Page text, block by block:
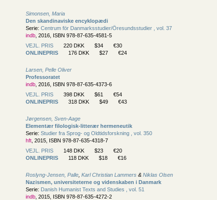
Simonsen, Maria
Den skandinaviske encyklopædi
Serie: Centrum för Danmarksstudier/Öresundsstudier , vol. 37
indb , 2016, ISBN 978-87-635-4581-5
VEJL. PRIS
220 DKK $34
€30
ONLINEPRIS
176 DKK $27 €24
Larsen, Pelle Oliver
Professoratet
indb , 2016, ISBN 978-87-635-4373-6
VEJL. PRIS
398 DKK $61
€54
ONLINEPRIS
318 DKK $49 €43
Jørgensen, Sven-Aage
Elementær filologisk-litterær hermeneutik
Serie: Studier fra Sprog- og Oldtidsforskning , vol. 350
hft , 2015, ISBN 978-87-635-4318-7
VEJL. PRIS
148 DKK $23
€20
ONLINEPRIS
118 DKK $18 €16
Roslyng-Jensen, Palle Karl Christian Lammers & Niklas Olsen
Nazismen, universiteterne og videnskaben i Danmark
Serie: Danish Humanist Texts and Studies , vol. 51
indb , 2015, ISBN 978-87-635-4272-2